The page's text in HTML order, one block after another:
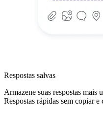
Respostas salvas
Armazene suas respostas mais
Respostas rápidas sem copiar e